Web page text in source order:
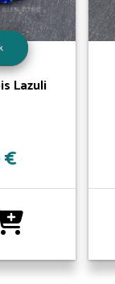
Lazuli
€